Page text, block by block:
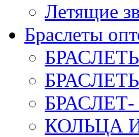
Летящие
Браслеты
КОЛЬЦА